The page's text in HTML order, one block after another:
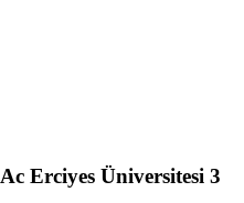
Erciyes Üniversitesi 3